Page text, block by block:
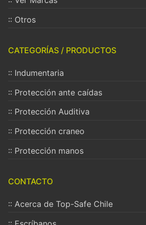
:: Otros
CATEGORÍAS / PRODUCTOS
:: Indumentaria
:: Protección ante caídas
:: Protección Auditiva
:: Protección craneo
:: Protección manos
CONTACTO
:: Acerca de Top-Safe Chile